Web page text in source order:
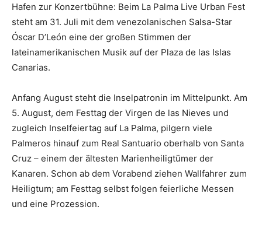
Hafen zur Konzertbühne: Beim La Palma Live Urban Fest
steht am 31. Juli mit dem venezolanischen Salsa-Star
Óscar D’León eine der großen Stimmen der
lateinamerikanischen Musik auf der Plaza de las Islas
Canarias.
Anfang August steht die Inselpatronin im Mittelpunkt. Am
5. August, dem Festtag der Virgen de las Nieves und
zugleich Inselfeiertag auf La Palma, pilgern viele
Palmeros hinauf zum Real Santuario oberhalb von Santa
Cruz – einem der ältesten Marienheiligtümer der
Kanaren. Schon ab dem Vorabend ziehen Wallfahrer zum
Heiligtum; am Festtag selbst folgen feierliche Messen
und eine Prozession.